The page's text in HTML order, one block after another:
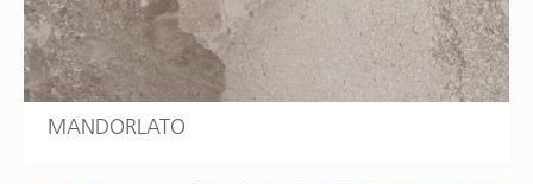
MANDORLATO